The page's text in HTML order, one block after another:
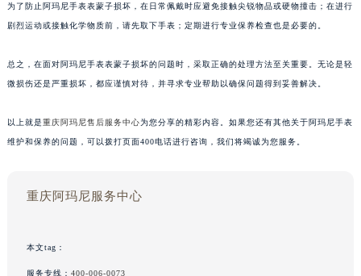
为了防止阿玛尼手表表蒙子损坏，在日常佩戴时应避免接触尖锐物品或硬物撞击；在进行
剧烈运动或接触化学物质前，请先取下手表；定期进行专业保养检查也是必要的。
总之，在面对阿玛尼手表表蒙子损坏的问题时，采取正确的处理方法至关重要。无论是轻
微损伤还是严重损坏，都应谨慎对待，并寻求专业帮助以确保问题得到妥善解决。
以上就是重庆阿玛尼售后服务中心为您分享的精彩内容。如果您还有其他关于阿玛尼手表
维护和保养的问题，可以拨打页面400电话进行咨询，我们将竭诚为您服务。
重庆阿玛尼服务中心
本文tag：
服务专线： 400-006-0073